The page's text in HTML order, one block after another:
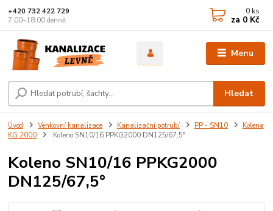
Menu
Hledat
+420 732 422 729
7:00–18:00 denně
0 ks
za 0 Kč
Úvod Venkovní kanalizace Kanalizační potrubí PP - SN10
Kolena
KG 2000
Koleno SN10/16 PPKG2000 DN125/67,5°
Koleno SN10/16 PPKG2000
DN125/67,5°